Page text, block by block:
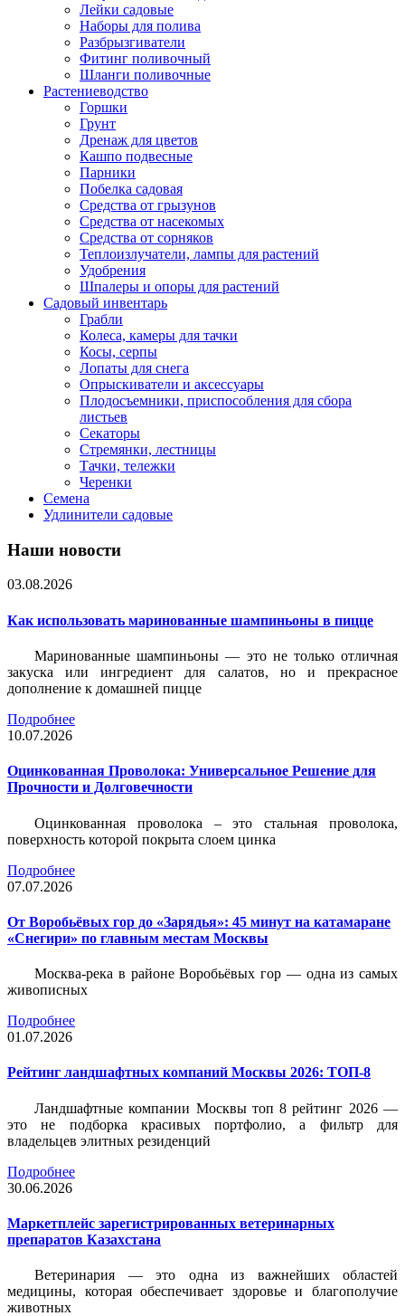
Лейки садовые
Наборы для полива
Разбрызгиватели
Фитинг поливочный
Шланги поливочные
Растениеводство
Горшки
Грунт
Дренаж для цветов
Кашпо подвесные
Парники
Побелка садовая
Средства от грызунов
Средства от насекомых
Средства от сорняков
Теплоизлучатели, лампы для растений
Удобрения
Шпалеры и опоры для растений
Садовый инвентарь
Грабли
Колеса, камеры для тачки
Косы, серпы
Лопаты для снега
Опрыскиватели и аксессуары
Плодосъемники, приспособления для сбора
листьев
Секаторы
Стремянки, лестницы
Тачки, тележки
Черенки
Семена
Удлинители садовые
Наши новости
03.08.2026
Как использовать маринованные шампиньоны в пицце
Маринованные шампиньоны — это не только отличная
закуска или ингредиент для салатов, но и прекрасное
дополнение к домашней пицце
Подробнее
10.07.2026
Оцинкованная Проволока: Универсальное Решение для
Прочности и Долговечности
Оцинкованная проволока – это стальная проволока,
поверхность которой покрыта слоем цинка
Подробнее
07.07.2026
От Воробьёвых гор до «Зарядья»: 45 минут на катамаране
«Снегири» по главным местам Москвы
Москва-река в районе Воробьёвых гор — одна из самых
живописных
Подробнее
01.07.2026
Рейтинг ландшафтных компаний Москвы 2026: ТОП-8
Ландшафтные компании Москвы топ 8 рейтинг 2026 —
это не подборка красивых портфолио, а фильтр для
владельцев элитных резиденций
Подробнее
30.06.2026
Маркетплейс зарегистрированных ветеринарных
препаратов Казахстана
Ветеринария — это одна из важнейших областей
медицины, которая обеспечивает здоровье и благополучие
животных